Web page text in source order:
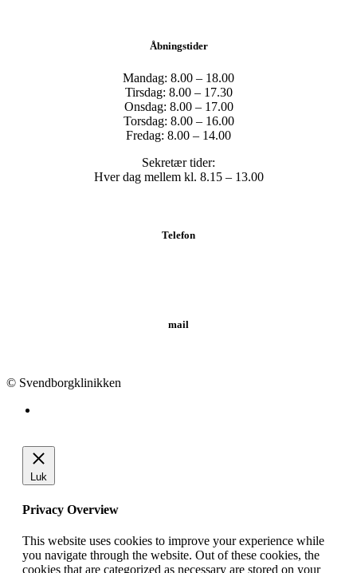
Åbningstider
Mandag: 8.00 – 18.00
Tirsdag: 8.00 – 17.30
Onsdag: 8.00 – 17.00
Torsdag: 8.00 – 16.00
Fredag: 8.00 – 14.00
Sekretær tider:
Hver dag mellem kl. 8.15 – 13.00
Telefon
mail
© Svendborgklinikken
Luk
Privacy Overview
This website uses cookies to improve your experience while
you navigate through the website. Out of these cookies, the
cookies that are categorized as necessary are stored on your